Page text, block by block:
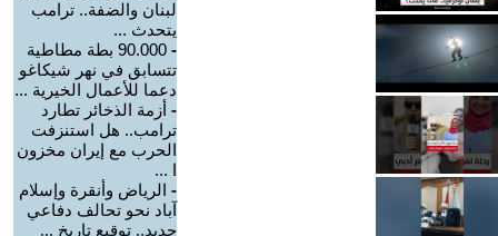
لبنان والضفة.. ترامب
يتحدث ...
-
90.000 بطة مطاطية
تتسابق في نهر شيكاغو
دعما للأعمال الخيرية ...
- أزمة الذخائر تطارد
ترامب.. هل استنزفت
الحرب مع إيران مخزون
ا ...
- الرياض وأنقرة وإسلام
آباد نحو تحالف دفاعي
جديد.. توقيع تاريخ ...